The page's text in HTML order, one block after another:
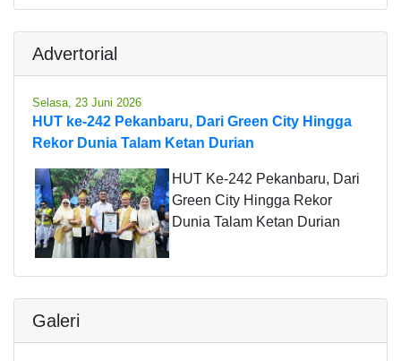
Advertorial
Selasa, 23 Juni 2026
HUT ke-242 Pekanbaru, Dari Green City Hingga
Rekor Dunia Talam Ketan Durian
HUT Ke-242 Pekanbaru, Dari
Green City Hingga Rekor
Dunia Talam Ketan Durian
Galeri